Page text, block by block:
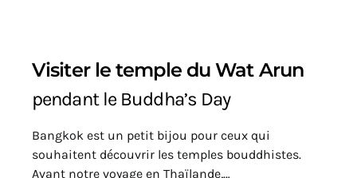
Visiter le temple du Wat Arun
pendant le Buddha’s Day
Bangkok est un petit bijou pour ceux qui
souhaitent découvrir les temples bouddhistes.
Avant notre voyage en Thaïlande,…